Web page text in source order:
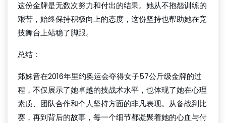
这份金牌是无数次努力和付出的结果。她从不抱怨训练的
艰苦，始终保持积极向上的态度，这份坚持也帮助她在竞
技舞台上站稳了脚跟。
总结：
郑姝音在2016年里约奥运会夺得女子57公斤级金牌的过
程，不仅展示了她卓越的技战术水平，也体现了她在心理
素质、团队合作和个人坚持方面的非凡表现。从备战到比
赛，再到背后的故事，每一个细节都凝聚着她的心血与付